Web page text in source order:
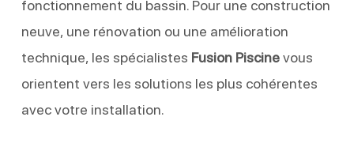
fonctionnement du bassin. Pour une construction
neuve, une rénovation ou une amélioration
technique, les spécialistes Fusion Piscinevous
orientent vers les solutions les plus cohérentes
avec votre installation.